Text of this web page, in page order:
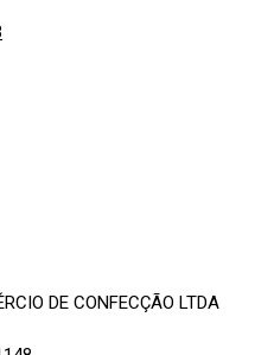
DE CONFECÇÃO LTDA